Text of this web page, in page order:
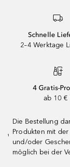
Schnelle
2–4 Werktage
4 Gratis-
ab 10 €
¹
Die Bestellung
Produkten mit
und/oder
möglich bei der